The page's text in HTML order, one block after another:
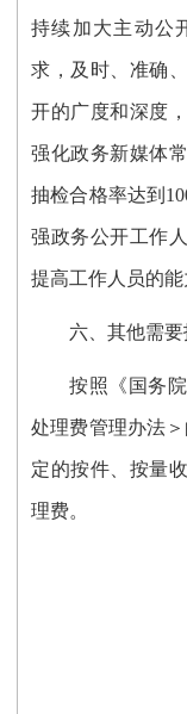
持续加大主动公
求，及时、准确
开的广度和深度
强化政务新媒体
抽检合格率达到
强政务公开工作
提高工作人员的能
六、其他需
按照《国务
处理费管理办法
定的按件、按量
理费。